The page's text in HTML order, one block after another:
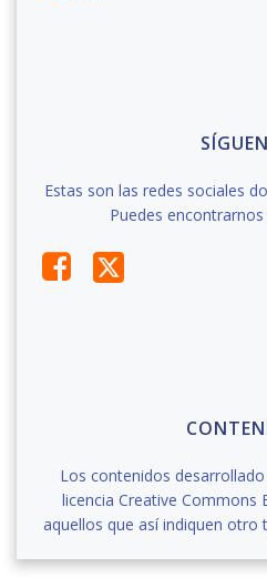
Estas son las redes sociales
Puedes
Los contenidos
licencia Creative Commons
aquellos que así indiquen otro